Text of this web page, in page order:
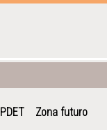
PDET Zona futuro